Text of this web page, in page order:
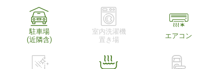
駐車場
(近隣含)
室内洗濯機
置き場
エアコン